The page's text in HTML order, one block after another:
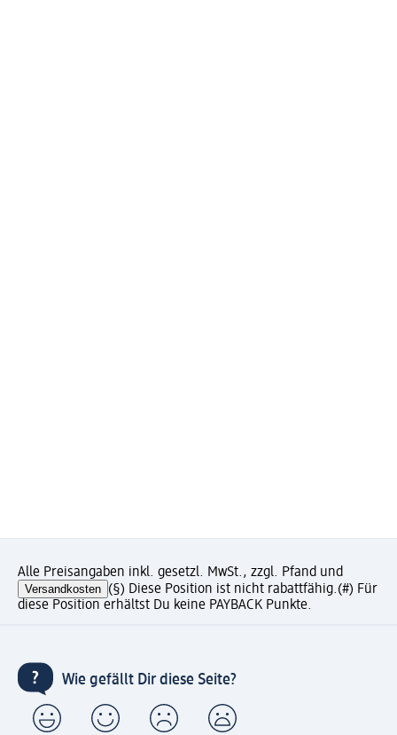
Alle Preisangaben inkl. gesetzl. MwSt., zzgl. Pfand und
Versandkosten (§) Diese Position ist nicht rabattfähig.(#) Für
diese Position erhältst Du keine PAYBACK Punkte.
Wie gefällt Dir diese Seite?